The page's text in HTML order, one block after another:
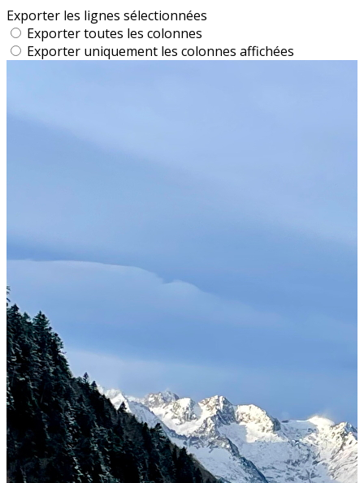
Exporter les lignes sélectionnées
Exporter toutes les colonnes
Exporter uniquement les colonnes affichées